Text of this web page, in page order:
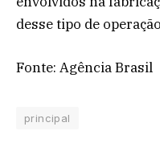
desse tipo de
Fonte: Agência Brasil
principal